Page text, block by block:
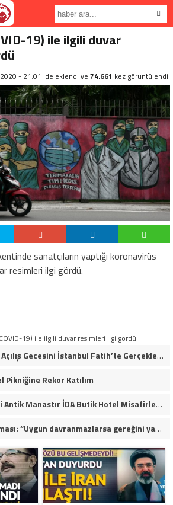
19) ile ilgili duvar
- 21:01 'de eklendi ve 74.661 kez görüntülendi.
sanatçıların yaptığı koronavirüs
resimleri ilgi gördü.
19) ile ilgili duvar resimleri ilgi gördü.
Kültür Elçileri Derneği Açılış Gecesini İstanbul Fatih’te Gerçekleştirdi
Pikniğine Rekor Katılım
Kazdağları’nın Gözdesi Antik Manastır İDA Butik Hotel Misafirlerinden Tam Not Alıyor
Trump’tan İran açıklaması: “Uygun davranmazlarsa gereğini yaparım”